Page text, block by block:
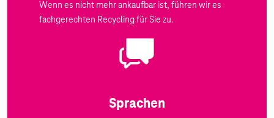
Wenn es nicht mehr ankaufbar ist, führen wir es
fachgerechten Recycling für Sie zu.
Sprachen